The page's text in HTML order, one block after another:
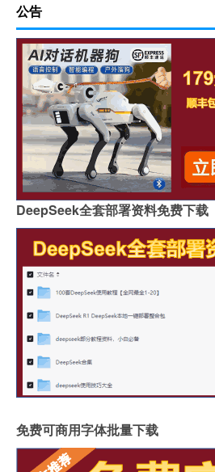
公告
DeepSeek全套部署资料免费下载
免费可商用字体批量下载